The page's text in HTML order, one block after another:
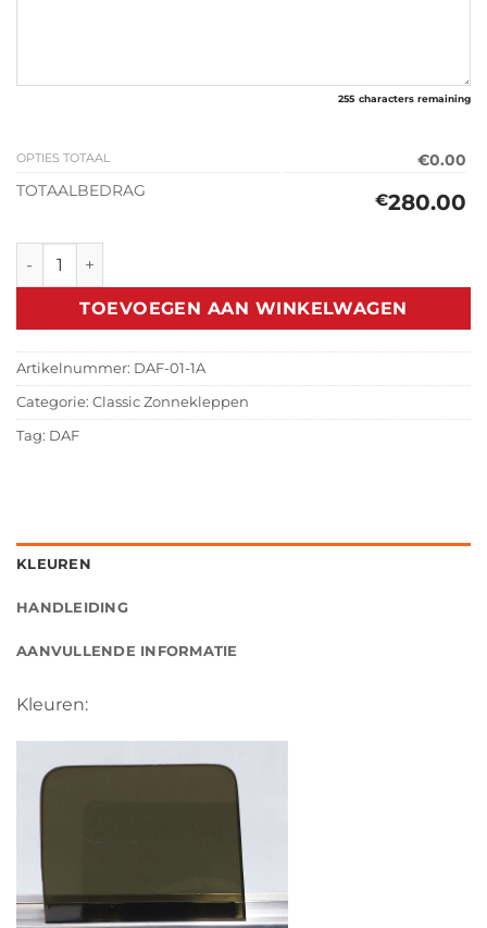
255 characters remaining
OPTIES TOTAAL
€0.00
TOTAALBEDRAG
€280.00
Classic Zonneklep DAF 33 aantal
TOEVOEGEN AAN WINKELWAGEN
Artikelnummer: DAF-01-1A
Categorie: Classic Zonnekleppen
Tag: DAF
KLEUREN
HANDLEIDING
AANVULLENDE INFORMATIE
Kleuren: